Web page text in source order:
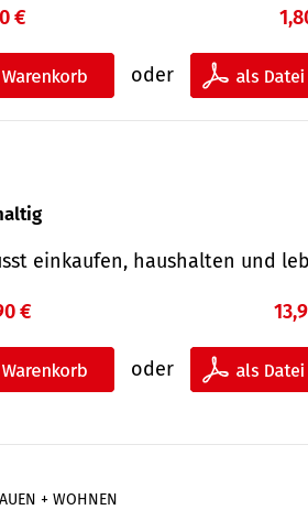
€
oder
einkaufen, haushalten und
€
oder
+ WOHNEN